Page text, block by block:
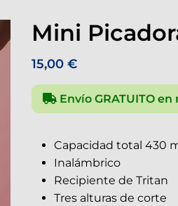
Mini
15,00 €
Envío GRATUITO
Capacidad total 430
Inalámbrico
Recipiente de Tritan
Tres alturas de corte